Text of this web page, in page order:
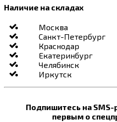
Наличие на складах
Москва
Санкт-Петербург
Краснодар
Екатеринбург
Челябинск
Иркутск
Подпишитесь на SMS-
первым о